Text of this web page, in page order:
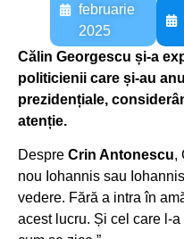
februarie
2025
Călin Georgescu și-a
politicienii care și-au
prezidențiale,
atenție.
Despre Crin Antonescu,
nou Iohannis sau
vedere. Fără a intra în
acest lucru. Și cel care l-